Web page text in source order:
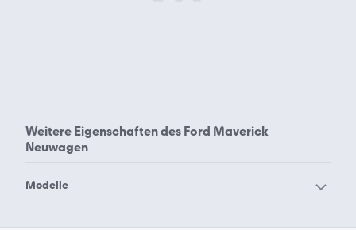
Weitere Eigenschaften des Ford Maverick
Neuwagen
Modelle